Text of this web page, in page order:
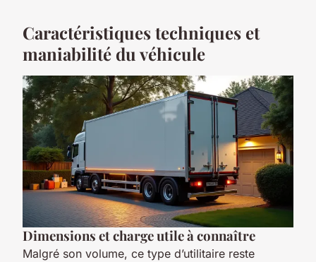
Caractéristiques techniques et
maniabilité du véhicule
Dimensions et charge utile à connaître
Malgré son volume, ce type d’utilitaire reste